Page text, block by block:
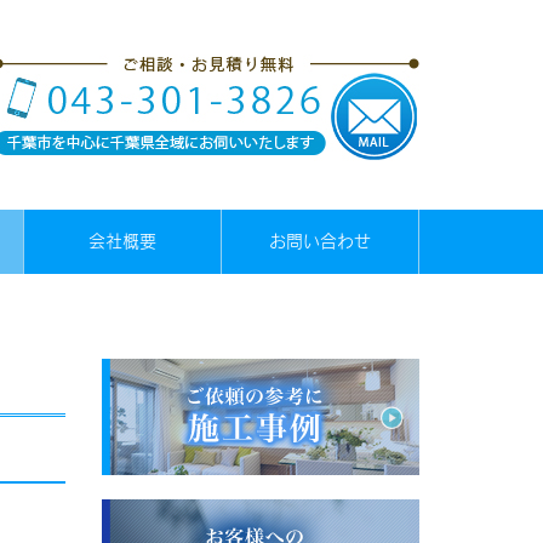
会社概要 お問い合わせ